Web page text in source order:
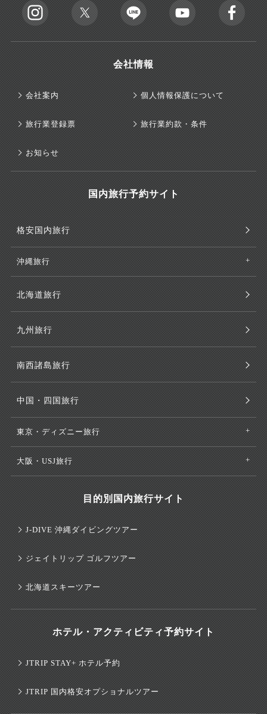
会社情報
会社案内 個人情報保護について
旅行業登録票 旅行業約款・条件
お知らせ
国内旅行予約サイト
格安国内旅行
沖縄旅行
北海道旅行
九州旅行
南西諸島旅行
中国・四国旅行
東京・ディズニー旅行
大阪・USJ旅行
目的別国内旅行サイト
J-DIVE 沖縄ダイビングツアー
ジェイトリップ ゴルフツアー
北海道スキーツアー
ホテル・アクティビティ予約サイト
JTRIP STAY+ ホテル予約
JTRIP 国内格安オプショナルツアー